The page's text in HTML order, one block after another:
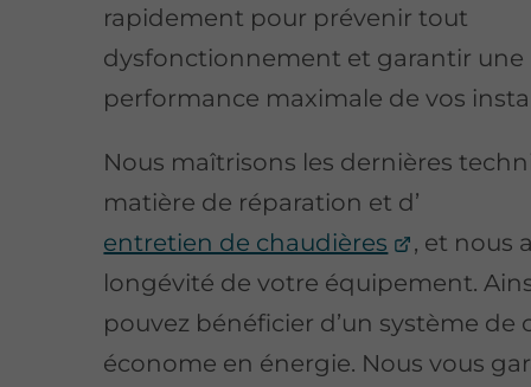
rapidement pour prévenir tout
dysfonctionnement et garantir une
performance maximale de vos
Nous maîtrisons les dernières
matière de réparation et d’
entretien de chaudières
, et nous
longévité de votre équipement.
pouvez bénéficier d’un système de
économe en énergie. Nous vous